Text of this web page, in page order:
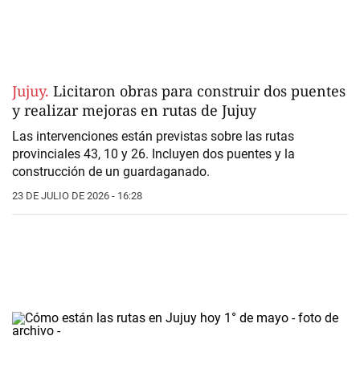
Jujuy. Licitaron obras para construir dos puentes
y realizar mejoras en rutas de Jujuy
Las intervenciones están previstas sobre las rutas
provinciales 43, 10 y 26. Incluyen dos puentes y la
construcción de un guardaganado.
23 DE JULIO DE 2026 - 16:28